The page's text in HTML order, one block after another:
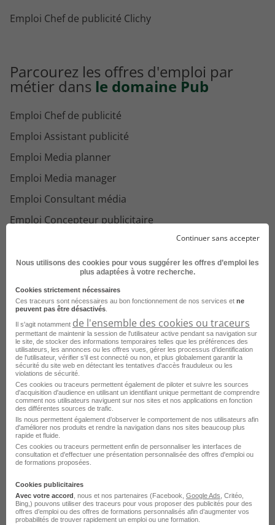
Emploi Chef de publicité Clichy
Parcourez les offres d'emploi par
métier dans le domaine Pub
Emploi Chef de publicité
Emploi Assistant publicité
Emploi Media planner
Emploi Media manager
Emploi Consultant média
Emploi Concepteur publicitaire
Voir toutes les offres du domaine Pub
Consultez les offres d'emploi dans
domaine Pubdans d'autres villes
Emploi Pub Paris
Emploi Pub Nice
Emploi Pub Auxerre
Emploi Pub Boulogne-Billancourt
Emploi Pub Gennevilliers
Emploi Pub Issy-les-Moulineaux
Continuer sans accepter
Nous utilisons des cookies pour vous suggérer les offres d’emploi les
plus adaptées à votre recherche.
Cookies strictement nécessaires
Ces traceurs sont nécessaires au bon fonctionnement de nos services et ne
peuvent pas être désactivés
Il s'agit notamment de l'ensemble des cookies ou traceurs
permettant de maintenir la session de l'utilisateur active pendant sa navigation sur
le site, de stocker des informations temporaires telles que les préférences des
utilisateurs, les annonces ou les offres vues, gérer les processus d'identification
de l'utilisateur, vérifier s'il est connecté ou non, et plus globalement garantir la
sécurité du site web en détectant les tentatives d'accès frauduleux ou les
violations de sécurité.
Ces cookies ou traceurs permettent également de piloter et suivre les sources
d'acquisition d'audience en utilisant un identifiant unique permettant de comprendre
comment nos utilisateurs naviguent sur nos sites et nos applications en fonction
des différentes sources de trafic.
Ils nous permettent également d’observer le comportement de nos utilisateurs afin
d'améliorer nos produits et rendre la navigation dans nos sites beaucoup plus
rapide et fluide.
Ces cookies ou traceurs permettent enfin de personnaliser les interfaces de
consultation et d'effectuer une présentation personnalisée des offres d'emploi ou
de formations proposées.
Cookies publicitaires
Avec votre accord , nous et nos partenaires (Facebook, Google Ads , Critéo,
Bing,) pouvons utiliser des traceurs pour vous proposer des publicités pour des
offres d’emploi ou des offres de formations personnalisés afin d’augmenter vos
probabilités de trouver rapidement un emploi ou une formation.